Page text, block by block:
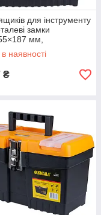
для інструменту
замки
мм,
мм SIGMA
наявності
₴